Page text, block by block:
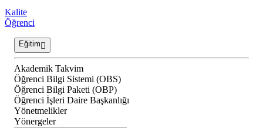
Kalite
Öğrenci
Eğitim
Akademik Takvim
Öğrenci Bilgi Sistemi (OBS)
Öğrenci Bilgi Paketi (OBP)
Öğrenci İşleri Daire Başkanlığı
Yönetmelikler
Yönergeler